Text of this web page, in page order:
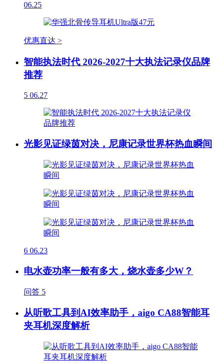
06.25
优惠直达 >
智能执法时代 2026-2027十大执法记录仪品牌
推荐
5 06.27
光影见证绿茵对决，尼康记录世界杯热血瞬间
6 06.23
电水壶功率一般有多大，烧水壶多少W？
问答 5
从听歌工具到AI效率助手，aigo CA88智能耳
夹耳机深度解析